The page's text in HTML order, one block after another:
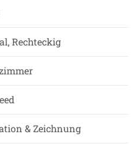
Rechteckig
& Zeichnung